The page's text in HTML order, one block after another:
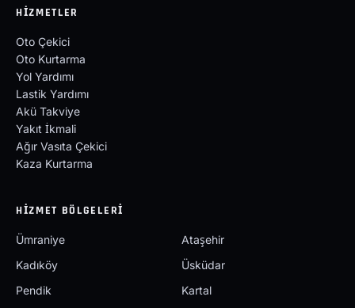
HIZMETLER
Oto Çekici
Oto Kurtarma
Yol Yardımı
Lastik Yardımı
Akü Takviye
Yakıt İkmali
Ağır Vasıta Çekici
Kaza Kurtarma
HIZMET BÖLGELERI
Ümraniye
Ataşehir
Kadıköy
Üsküdar
Pendik
Kartal